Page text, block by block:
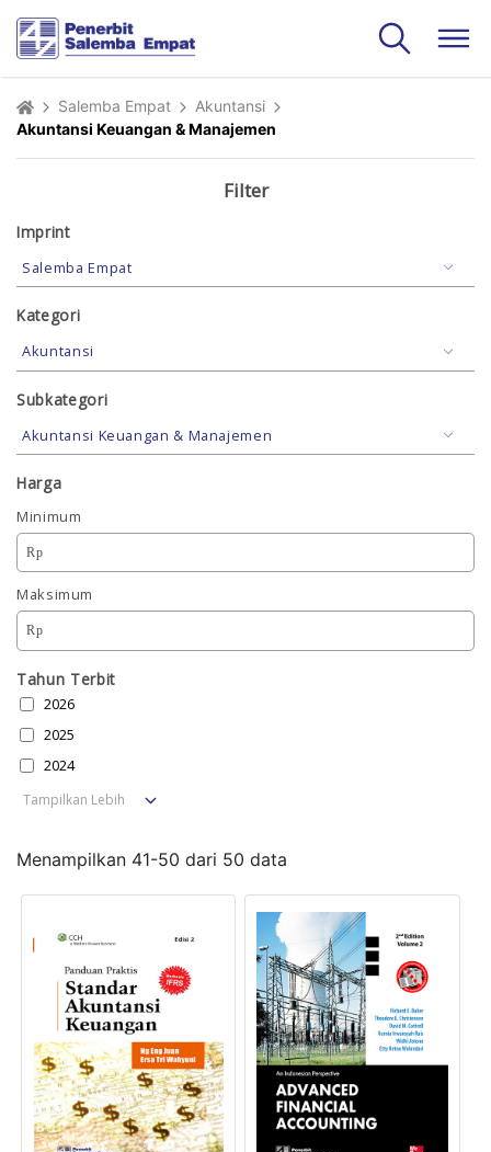
Salemba Empat
Akuntansi
Akuntansi Keuangan & Manajemen
Filter
Imprint
Kategori
Subkategori
Harga
Minimum
Rp
Maksimum
Rp
Tahun Terbit
2026
2025
2024
Tampilkan Lebih
Menampilkan 41-50 dari 50 data